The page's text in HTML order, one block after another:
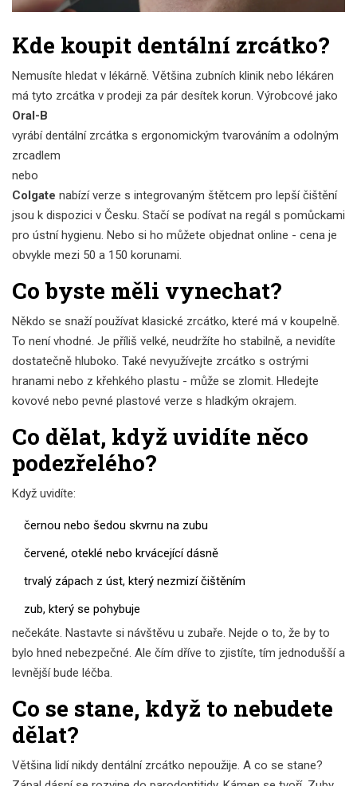
Kde koupit dentální zrcátko?
Nemusíte hledat v lékárně. Většina zubních klinik nebo lékáren
má tyto zrcátka v prodeji za pár desítek korun. Výrobcové jako
Oral-B
vyrábí dentální zrcátka s ergonomickým tvarováním a odolným
zrcadlem
nebo
Colgate nabízí verze s integrovaným štětcem pro lepší čištění
jsou k dispozici v Česku. Stačí se podívat na regál s pomůckami
pro ústní hygienu. Nebo si ho můžete objednat online - cena je
obvykle mezi 50 a 150 korunami.
Co byste měli vynechat?
Někdo se snaží používat klasické zrcátko, které má v koupelně.
To není vhodné. Je příliš velké, neudržíte ho stabilně, a nevidíte
dostatečně hluboko. Také nevyužívejte zrcátko s ostrými
hranami nebo z křehkého plastu - může se zlomit. Hledejte
kovové nebo pevné plastové verze s hladkým okrajem.
Co dělat, když uvidíte něco
podezřelého?
Když uvidíte:
černou nebo šedou skvrnu na zubu
červené, oteklé nebo krvácející dásně
trvalý zápach z úst, který nezmizí čištěním
zub, který se pohybuje
nečekáte. Nastavte si návštěvu u zubaře. Nejde o to, že by to
bylo hned nebezpečné. Ale čím dříve to zjistíte, tím jednodušší a
levnější bude léčba.
Co se stane, když to nebudete
dělat?
Většina lidí nikdy dentální zrcátko nepoužije. A co se stane?